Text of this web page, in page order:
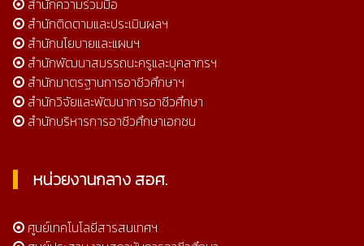
สำนักความร่วมมือ
สำนักติดตามและประเมินผลฯ
สำนักนโยบายและแผนฯ
สำนักพัฒนาสมรรถนะครูและบุคลากรฯ
สำนักมาตรฐานการอาชีวศึกษาฯ
สำนักวิจัยและพัฒนาการอาชีวศึกษา
สำนักบริหารการอาชีวศึกษาเอกชน
หน่วยงานกลาง สอศ.
ศูนย์เทคโนโลยีสารสนเทศฯ